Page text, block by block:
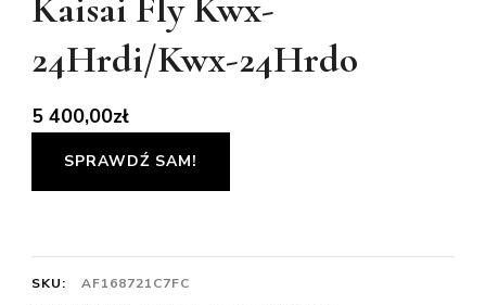
Kaisai Fly Kwx-
24Hrdi/Kwx-24Hrdo
5 400,00zł
SPRAWDŹ SAM!
SKU:
AF168721C7FC